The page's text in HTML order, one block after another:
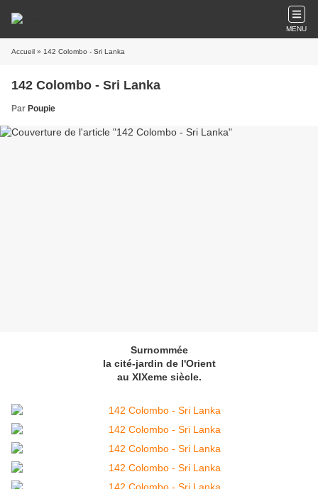
MENU
Accueil » 142 Colombo - Sri Lanka
142 Colombo - Sri Lanka
Par Poupie
Surnommée
la cité-jardin de l'Orient
au XIXeme siècle.